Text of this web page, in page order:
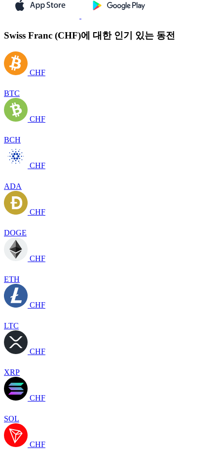
Swiss Franc (CHF)에 대한 인기 있는 동전
CHF
BTC
CHF
BCH
CHF
ADA
CHF
DOGE
CHF
ETH
CHF
LTC
CHF
XRP
CHF
SOL
CHF